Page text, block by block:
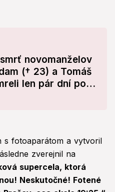
novomanželov
(† 23) a Tomáš
len pár dní po
s fotoaparátom a vytvoril
zverejnil na
supercela, ktorá
Neskutočné! Fotené